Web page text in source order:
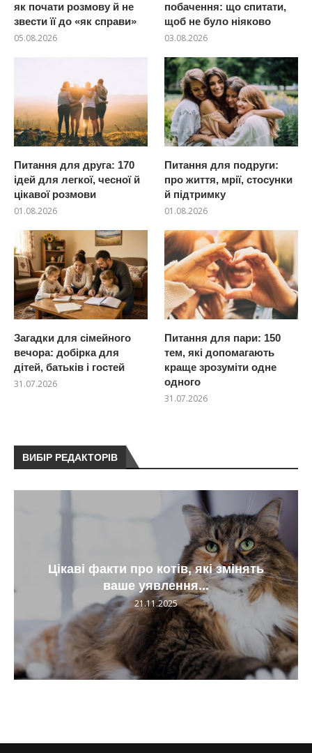
як почати розмову й не
звести її до «як справи»
05.08.2026
побачення: що спитати,
щоб не було ніяково
03.08.2026
Питання для друга: 170
ідей для легкої, чесної й
цікавої розмови
01.08.2026
Питання для подруги:
про життя, мрії, стосунки
й підтримку
01.08.2026
Загадки для сімейного
вечора: добірка для
дітей, батьків і гостей
31.07.2026
Питання для пари: 150
тем, які допомагають
краще зрозуміти одне
одного
31.07.2026
ВИБІР РЕДАКТОРІВ
Цікаві факти про котів, які змінять
ваше уявлення...
21.11.2025